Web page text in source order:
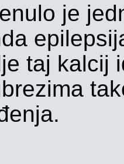
je
taj kalcij